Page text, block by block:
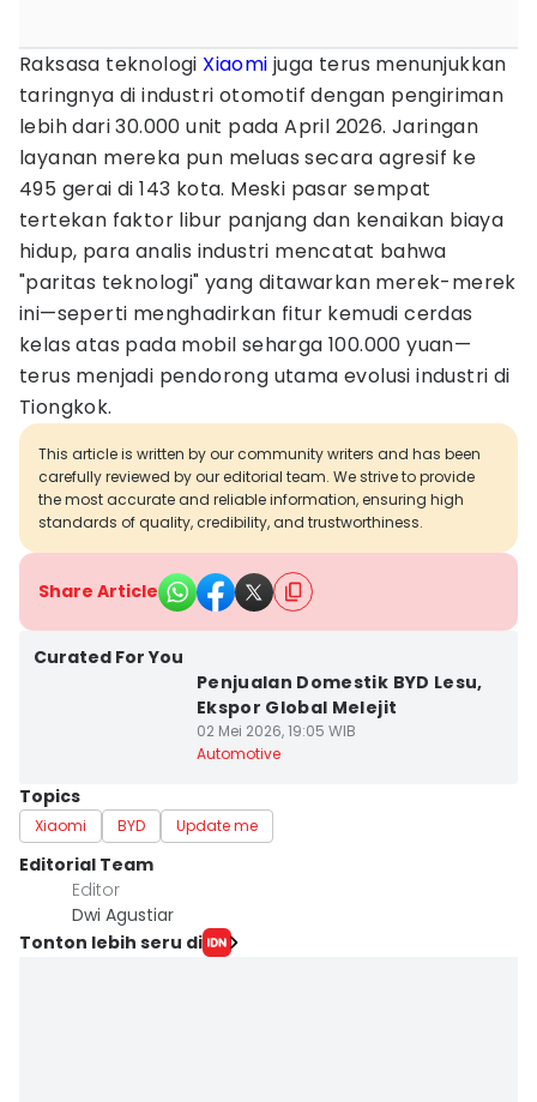
Raksasa teknologi Xiaomi juga terus menunjukkan
taringnya di industri otomotif dengan pengiriman
lebih dari 30.000 unit pada April 2026. Jaringan
layanan mereka pun meluas secara agresif ke
495 gerai di 143 kota. Meski pasar sempat
tertekan faktor libur panjang dan kenaikan biaya
hidup, para analis industri mencatat bahwa
"paritas teknologi" yang ditawarkan merek-merek
ini—seperti menghadirkan fitur kemudi cerdas
kelas atas pada mobil seharga 100.000 yuan—
terus menjadi pendorong utama evolusi industri di
Tiongkok.
This article is written by our community writers and has been
carefully reviewed by our editorial team. We strive to provide
the most accurate and reliable information, ensuring high
standards of quality, credibility, and trustworthiness.
Share Article
Curated For You
Penjualan Domestik BYD Lesu,
Ekspor Global Melejit
02 Mei 2026, 19:05 WIB
Automotive
Topics
Xiaomi BYD Update me
Editorial Team
Editor
Dwi Agustiar
Tonton lebih seru di